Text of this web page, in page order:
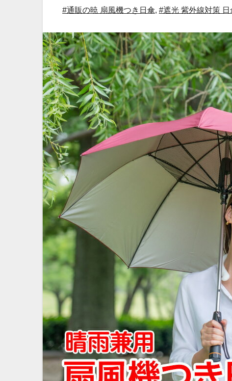
#通販の暁 扇風機つき日傘, #遮光 紫外線対策 日